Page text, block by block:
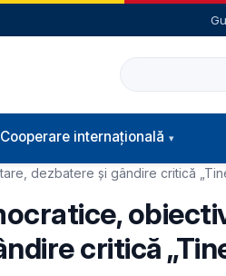
Caută
Cooperare internațională
dezbatere și gândire critică
critică